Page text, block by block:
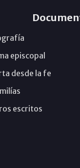
episcopal
desde la fe
escritos